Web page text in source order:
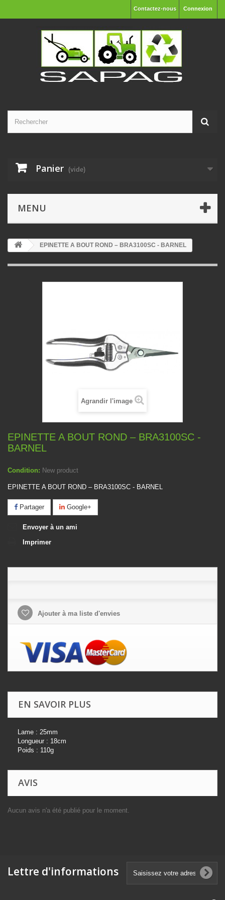
Connexion
Contactez-nous
Panier (vide)
MENU
EPINETTE A BOUT ROND – BRA3100SC - BARNEL
Agrandir l'image
EPINETTE A BOUT ROND – BRA3100SC -
BARNEL
Condition: New product
EPINETTE A BOUT ROND – BRA3100SC - BARNEL
Partager Google+
Envoyer à un ami
Imprimer
Ajouter à ma liste d'envies
EN SAVOIR PLUS
Lame : 25mm
Longueur : 18cm
Poids : 110g
AVIS
Aucun avis n'a été publié pour le moment.
Lettre d'informations